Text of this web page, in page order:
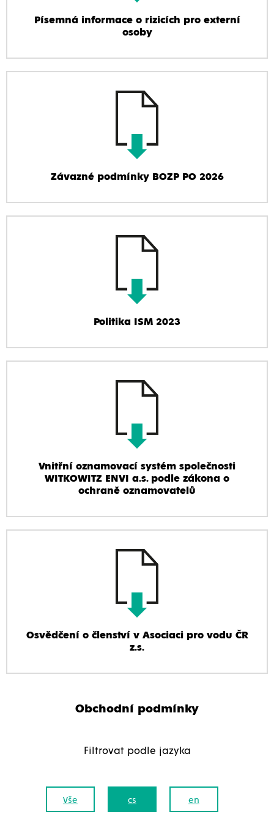
Písemná informace o rizicích pro externí
osoby
Závazné podmínky BOZP PO 2026
Politika ISM 2023
Vnitřní oznamovací systém společnosti
WITKOWITZ ENVI a.s. podle zákona o
ochraně oznamovatelů
Osvědčení o členství v Asociaci pro vodu ČR
z.s.
Obchodní podmínky
Filtrovat podle jazyka
Vše cs en